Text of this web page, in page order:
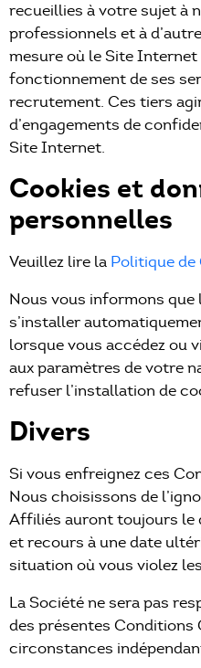
recueillies à votre sujet à
professionnels et à
mesure où le Site
fonctionnement de ses
recrutement. Ces tiers
d’engagements de
Site Internet.
Cookies et
personnelles
Veuillez lire la Politique
Nous vous informons que
s’installer
lorsque vous accédez ou
aux paramètres de votre
refuser l’installation de
Divers
Si vous enfreignez ces
Nous choisissons de
Affiliés auront toujours le
et recours à une date
situation où vous violez
La Société ne sera pas
des présentes Conditions
circonstances